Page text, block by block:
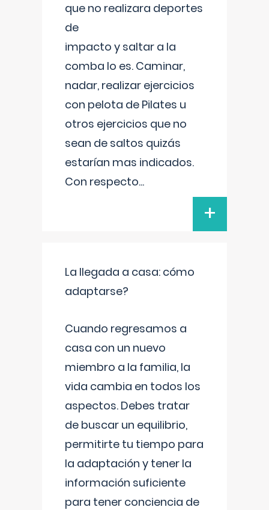
que no realizara deportes
de
impacto y saltar a la
comba lo es. Caminar,
nadar, realizar ejercicios
con pelota de Pilates u
otros ejercicios que no
sean de saltos quizás
estarían mas indicados.
Con respecto...
+
La llegada a casa: cómo
adaptarse?
Cuando regresamos a
casa con un nuevo
miembro a la familia, la
vida cambia en todos los
aspectos. Debes tratar
de buscar un equilibrio,
permitirte tu tiempo para
la adaptación y tener la
información suficiente
para tener conciencia de